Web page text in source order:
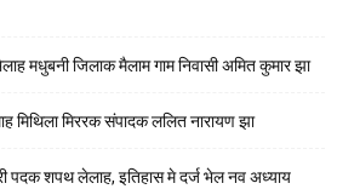
मधुबनी जिलाक मैलाम गाम निवासी अमित कुमार झा
मिथिला मिररक संपादक ललित नारायण झा
पदक शपथ लेलाह, इतिहास मे दर्ज भेल नव अध्याय